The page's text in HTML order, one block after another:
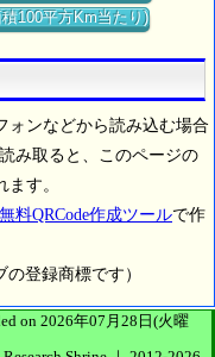
100平方Km当たり)
ォンなどから読み込む場合
み取ると、このページの
す。
料QRCode作成ツールで作
登録商標です）
on 2026年07月28日(火曜